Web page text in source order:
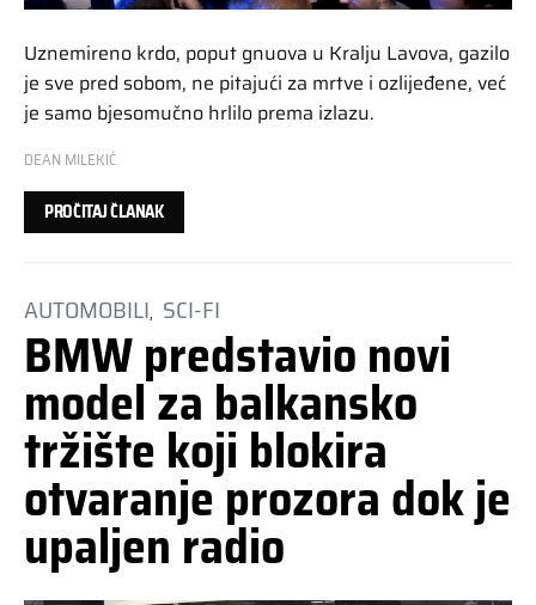
Uznemireno krdo, poput gnuova u Kralju Lavova, gazilo
je sve pred sobom, ne pitajući za mrtve i ozlijeđene, već
je samo bjesomučno hrlilo prema izlazu.
DEAN MILEKIĆ
PROČITAJ ČLANAK
AUTOMOBILI SCI-FI
BMW predstavio novi
model za balkansko
tržište koji blokira
otvaranje prozora dok je
upaljen radio